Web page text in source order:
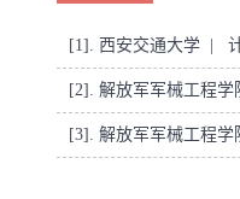
[1]. 西安交通大学 |
[2]. 解放军军械工程
[3]. 解放军军械工程